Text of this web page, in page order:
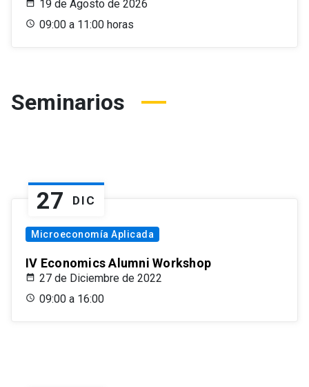
19 de Agosto de 2026
09:00 a 11:00 horas
Seminarios
27 DIC
Microeconomía Aplicada
IV Economics Alumni Workshop
27 de Diciembre de 2022
09:00 a 16:00